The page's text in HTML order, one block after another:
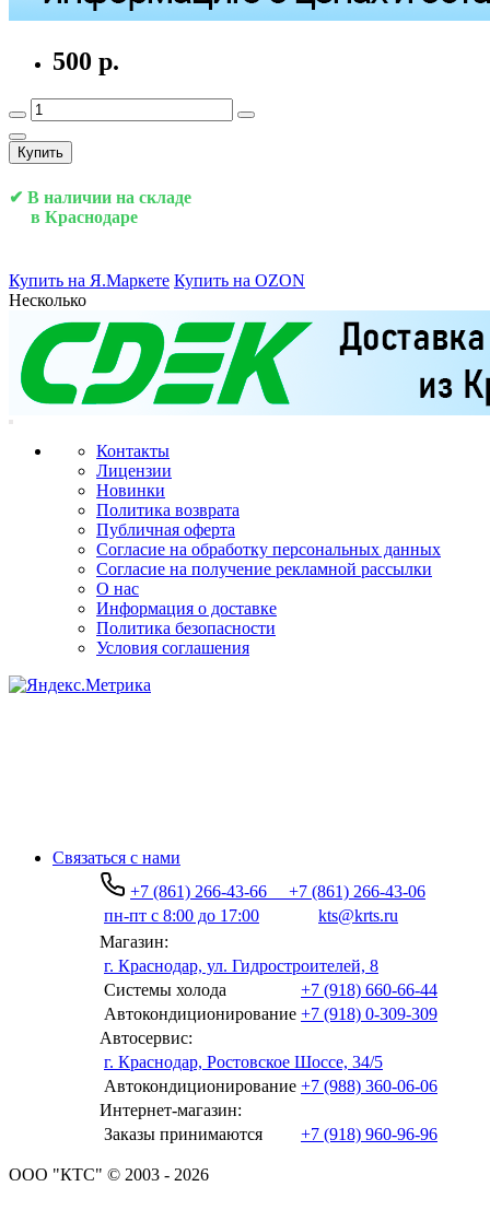
500 р.
Купить
✔ В наличии на складе
в Краснодаре
Купить на Я.Маркете Купить на OZON
Несколько
Контакты
Лицензии
Новинки
Политика возврата
Публичная оферта
Согласие на обработку персональных данных
Согласие на получение рекламной рассылки
О нас
Информация о доставке
Политика безопасности
Условия соглашения
Связаться с нами
+7 (861) 266-43-66
+7 (861) 266-43-06
пн-пт с 8:00 до 17:00
kts@krts.ru
Магазин:
г. Краснодар, ул. Гидростроителей, 8
Системы холода
+7 (918) 660-66-44
Автокондиционирование +7 (918) 0-309-309
Автосервис:
г. Краснодар, Ростовское Шоссе, 34/5
Автокондиционирование +7 (988) 360-06-06
Интернет-магазин:
Заказы принимаются
+7 (918) 960-96-96
ООО "КТС" © 2003 - 2026